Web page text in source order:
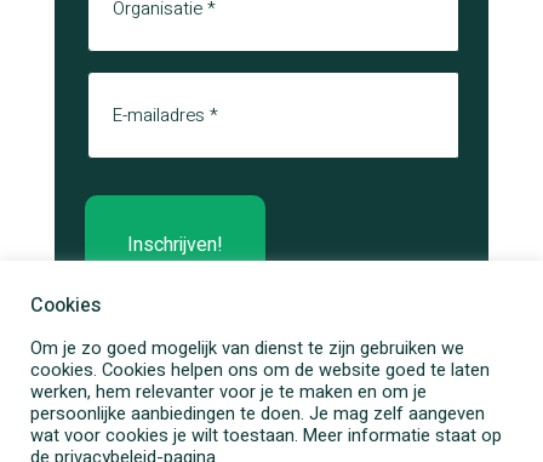
E-mail
Cookies
Om je zo goed mogelijk van dienst te zijn gebruiken we
cookies. Cookies helpen ons om de website goed te laten
werken, hem relevanter voor je te maken en om je
persoonlijke aanbiedingen te doen. Je mag zelf aangeven
wat voor cookies je wilt toestaan. Meer informatie staat op